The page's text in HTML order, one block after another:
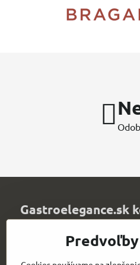
Gastroelegance.sk
Juvitex, s​.r​.o​.
Trenčianska 1320
Púchov 020 01